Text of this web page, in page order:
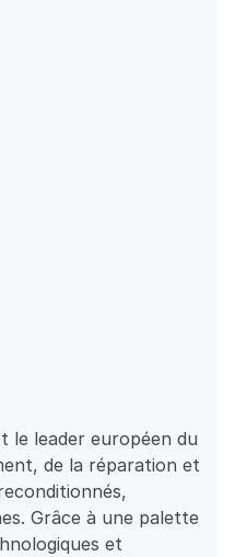
le leader européen du
de la réparation et
Grâce à une palette
et